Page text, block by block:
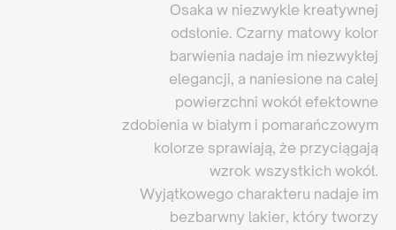
Osaka w niezwykle kreatywnej
odsłonie. Czarny matowy kolor
barwienia nadaje im niezwykłej
elegancji, a naniesione na całej
powierzchni wokół efektowne
zdobienia w białym i pomarańczowym
kolorze sprawiają, że przyciągają
wzrok wszystkich wokół.
Wyjątkowego charakteru nadaje im
bezbarwny lakier, który tworzy